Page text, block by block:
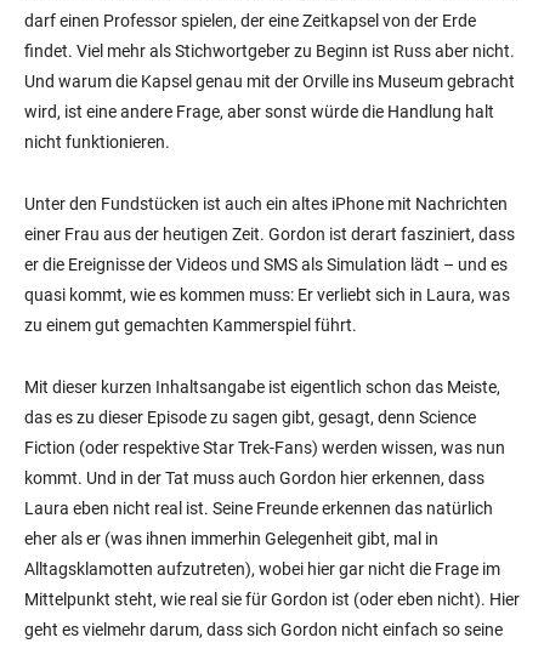
darf einen Professor spielen, der eine Zeitkapsel von der Erde
findet. Viel mehr als Stichwortgeber zu Beginn ist Russ aber nicht.
Und warum die Kapsel genau mit der Orville ins Museum gebracht
wird, ist eine andere Frage, aber sonst würde die Handlung halt
nicht funktionieren.
Unter den Fundstücken ist auch ein altes iPhone mit Nachrichten
einer Frau aus der heutigen Zeit. Gordon ist derart fasziniert, dass
er die Ereignisse der Videos und SMS als Simulation lädt – und es
quasi kommt, wie es kommen muss: Er verliebt sich in Laura, was
zu einem gut gemachten Kammerspiel führt.
Mit dieser kurzen Inhaltsangabe ist eigentlich schon das Meiste,
das es zu dieser Episode zu sagen gibt, gesagt, denn Science
Fiction (oder respektive Star Trek-Fans) werden wissen, was nun
kommt. Und in der Tat muss auch Gordon hier erkennen, dass
Laura eben nicht real ist. Seine Freunde erkennen das natürlich
eher als er (was ihnen immerhin Gelegenheit gibt, mal in
Alltagsklamotten aufzutreten), wobei hier gar nicht die Frage im
Mittelpunkt steht, wie real sie für Gordon ist (oder eben nicht). Hier
geht es vielmehr darum, dass sich Gordon nicht einfach so seine